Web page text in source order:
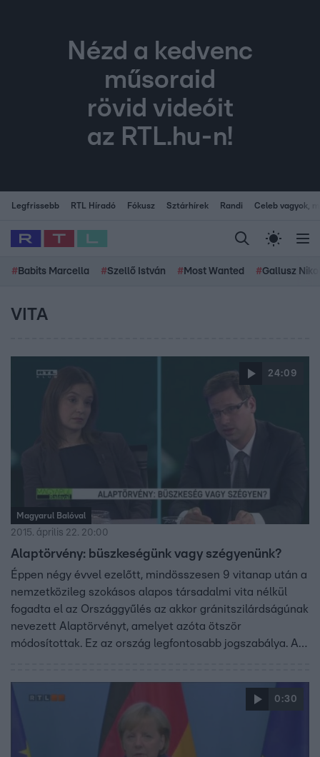
Nézd a kedvenc
műsoraid
rövid videóit
az RTL.hu-n!
Legfrissebb RTL Híradó Fókusz Sztárhírek Randi Celeb vagyok,
# Babits Marcella #Szellő István # Most Wanted #Gallusz
VITA
24:09
Magyarul Balóval
2015. április 22. 20:00
Alaptörvény: büszkeségünk vagy szégyenünk?
Éppen négy évvel ezelőtt, mindösszesen 9 vitanap után a
nemzetközileg szokásos alapos társadalmi vita nélkül
fogadta el az Országgyűlés az akkor gránitszilárdságúnak
nevezett Alaptörvényt, amelyet azóta ötször
módosítottak. Ez az ország legfontosabb jogszabálya. Az
megszűnt. Így egy újabb módosításhoz már együtt
kellene működni az ellenzékkel – ez 4 éve nem volt
Alaptörvényt a kormánypártok magasztalják, ellenzői
0:30